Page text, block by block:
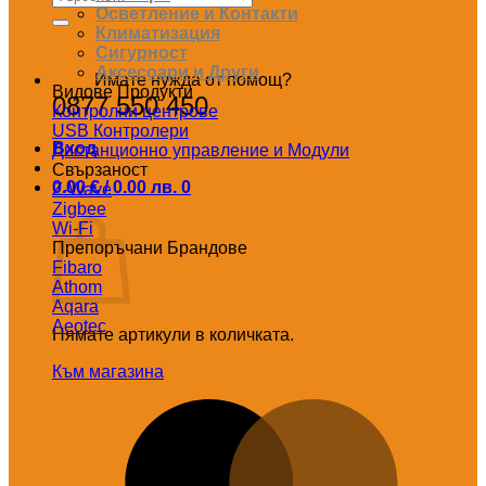
за:
Имате нужда от помощ?
0877 550 450
Вход
0.00€/ 0.00 лв. 0
Количка
Нямате артикули в количката.
Към магазина
Осветление и Контакти
Климатизация
Сигурност
Аксесоари и Други
Видове Продукти
Контролни центрове
USB Контролери
Дистанционно управление и Модули
Свързаност
Z-Wave
Zigbee
Wi-Fi
Препоръчани Брандове
Fibaro
Athom
Aqara
Aeotec